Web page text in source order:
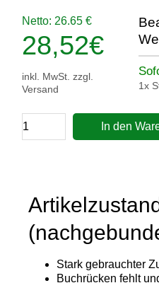
Netto: 26.65 €
28,52€
inkl. MwSt. zzgl.
Versand
In den
1x